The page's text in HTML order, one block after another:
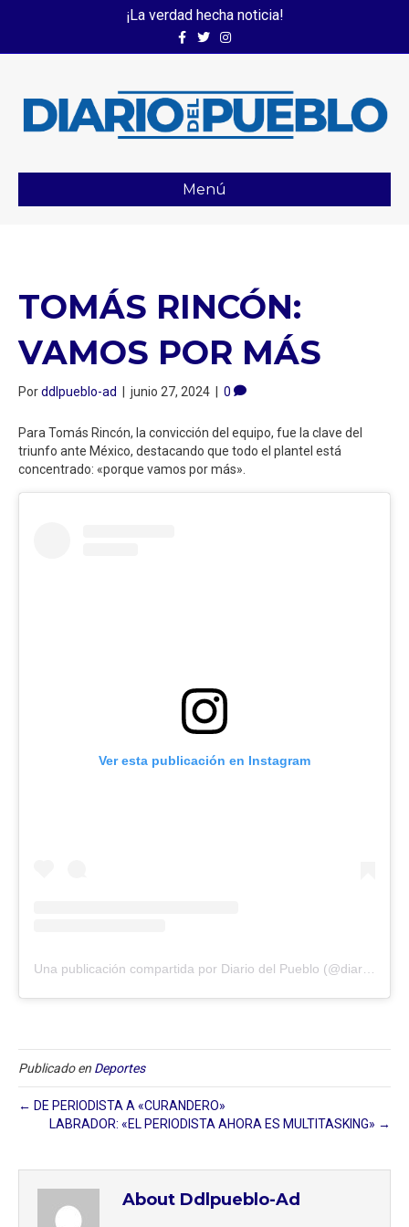
¡La verdad hecha noticia!
FacebookTwitterInstagram
Menú
TOMÁS RINCÓN:
VAMOS POR MÁS
Porddlpueblo-ad | junio 27, 2024 | 0
Para Tomás Rincón, la convicción del equipo, fue la clave del
triunfo ante México, destacando que todo el plantel está
concentrado: «porque vamos por más».
Ver esta publicación en Instagram
Publicado en Deportes
← DE PERIODISTA A «CURANDERO»
LABRADOR: «EL PERIODISTA AHORA ES MULTITASKING» →
About Ddlpueblo-Ad